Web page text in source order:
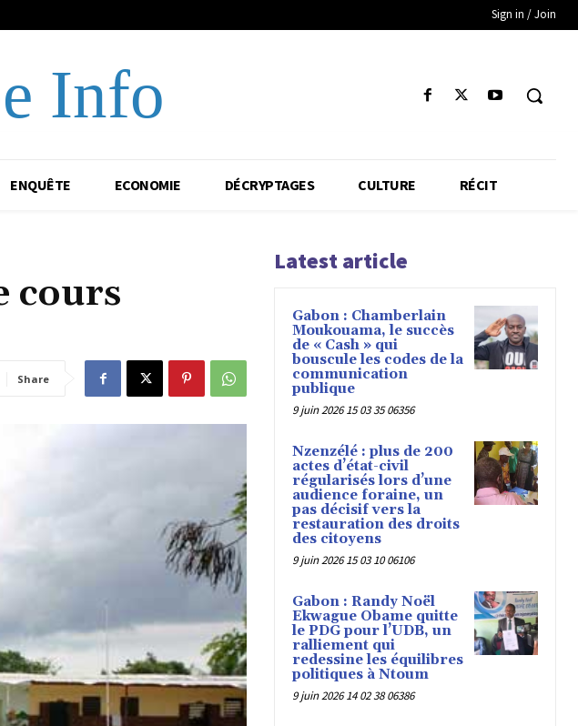
Sign in / Join
Info
ENQUÊTE ECONOMIE DÉCRYPTAGES CULTURE RÉCIT
cours
Share
Latest article
Gabon : Chamberlain
Moukouama, le succès
de « Cash » qui
bouscule les codes de la
communication
publique
9 juin 2026 15 03 35 06356
Nzenzélé : plus de 200
actes d’état-civil
régularisés lors d’une
audience foraine, un
pas décisif vers la
restauration des droits
des citoyens
9 juin 2026 15 03 10 06106
Gabon : Randy Noël
Ekwague Obame quitte
le PDG pour l’UDB, un
ralliement qui
redessine les équilibres
politiques à Ntoum
9 juin 2026 14 02 38 06386